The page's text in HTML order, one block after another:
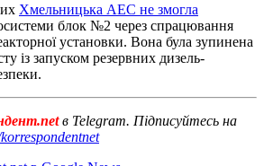
Хмельницька АЕС не змогла
блок №2 через спрацювання
установки. Вона була зупинена
із запуском резервних дизель-
в Telegram. Підписуйтесь на